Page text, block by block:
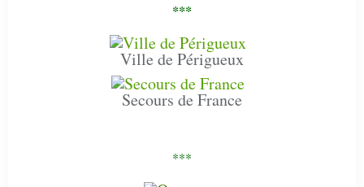
***
Ville de Périgueux
Secours de France
***